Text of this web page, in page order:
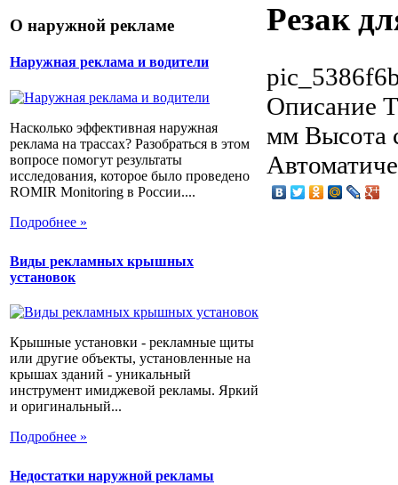
О наружной рекламе
Наружная реклама и водители
Насколько эффективная наружная
реклама на трассах? Разобраться в этом
вопросе помогут результаты
исследования, которое было проведено
ROMIR Monitoring в России....
Подробнее »
Виды рекламных крышных
установок
Крышные установки - рекламные щиты
или другие объекты, установленные на
крышах зданий - уникальный
инструмент имиджевой рекламы. Яркий
и оригинальный...
Подробнее »
Недостатки наружной рекламы
Резак
Описание
мм Высота